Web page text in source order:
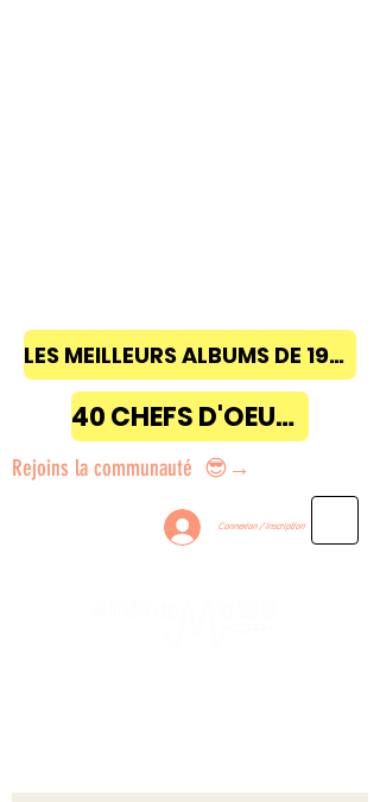
LES MEILLEURS ALBUMS DE 1968 à 2018
40 CHEFS D'OEUVRE
Rejoins la communauté 😎→
Connexion / Inscription